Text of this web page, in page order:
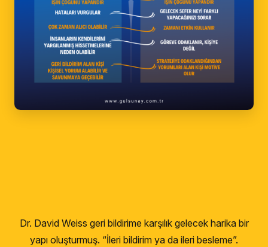
Dr. David Weiss geri bildirime karşılık gelecek harika bir
yapı oluşturmuş. “İleri bildirim ya da ileri besleme”.